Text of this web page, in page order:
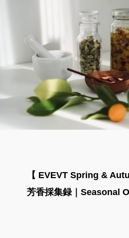
【 EVEVT Spring &
芳香採集録｜Seasonal